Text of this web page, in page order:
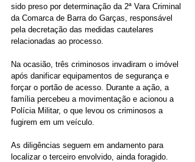
sido preso por determinação da 2ª Vara Criminal
da Comarca de Barra do Garças, responsável
pela decretação das medidas cautelares
relacionadas ao processo.
Na ocasião, três criminosos invadiram o imóvel
após danificar equipamentos de segurança e
forçar o portão de acesso. Durante a ação, a
família percebeu a movimentação e acionou a
Polícia Militar, o que levou os criminosos a
fugirem em um veículo.
As diligências seguem em andamento para
localizar o terceiro envolvido, ainda foragido.